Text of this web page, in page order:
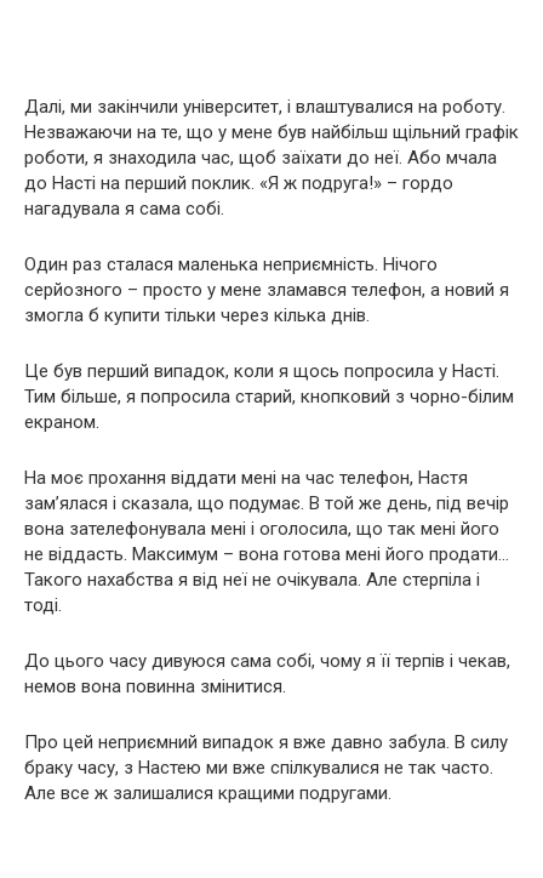
Далі, ми закінчили університет, і влаштувалися на роботу.
Незважаючи на те, що у мене був найбільш щільний графік
роботи, я знаходила час, щоб заїхати до неї. Або мчала
до Насті на перший поклик. «Я ж подруга!» – гордо
нагадувала я сама собі.
Один раз сталася маленька неприємність. Нічого
серйозного – просто у мене зламався телефон, а новий я
змогла б купити тільки через кілька днів.
Це був перший випадок, коли я щось попросила у Насті.
Тим більше, я попросила старий, кнопковий з чорно-білим
екраном.
На моє прохання віддати мені на час телефон, Настя
зам’ялася і сказала, що подумає. В той же день, під вечір
вона зателефонувала мені і оголосила, що так мені його
не віддасть. Максимум – вона готова мені його продати…
Такого нахабства я від неї не очікувала. Але стерпіла і
тоді.
До цього часу дивуюся сама собі, чому я її терпів і чекав,
немов вона повинна змінитися.
Про цей неприємний випадок я вже давно забула. В силу
браку часу, з Настею ми вже спілкувалися не так часто.
Але все ж залишалися кращими подругами.